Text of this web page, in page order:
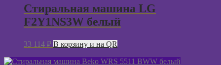
Стиральная машина LG
F2Y1NS3W белый
33 114 ₽ В корзину и на QR